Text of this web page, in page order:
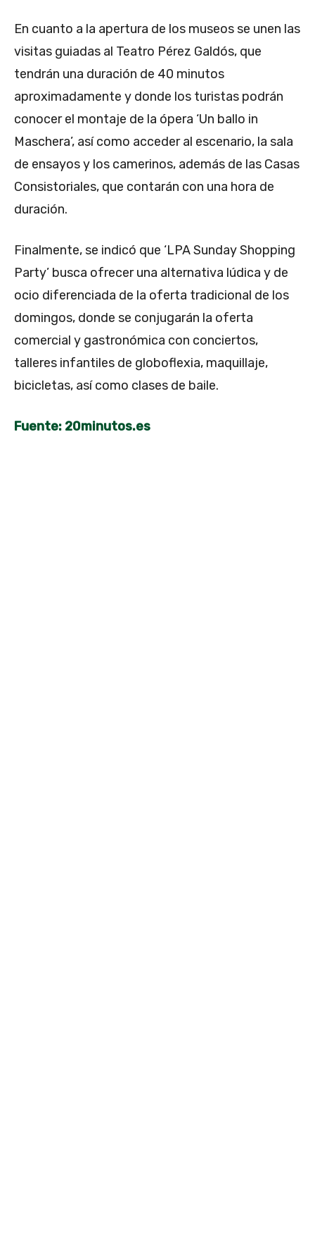
En cuanto a la apertura de los museos se unen las
visitas guiadas al Teatro Pérez Galdós, que
tendrán una duración de 40 minutos
aproximadamente y donde los turistas podrán
conocer el montaje de la ópera ‘Un ballo in
Maschera’, así como acceder al escenario, la sala
de ensayos y los camerinos, además de las Casas
Consistoriales, que contarán con una hora de
duración.
Finalmente, se indicó que ‘LPA Sunday Shopping
Party’ busca ofrecer una alternativa lúdica y de
ocio diferenciada de la oferta tradicional de los
domingos, donde se conjugarán la oferta
comercial y gastronómica con conciertos,
talleres infantiles de globoflexia, maquillaje,
bicicletas, así como clases de baile.
Fuente: 20minutos.es